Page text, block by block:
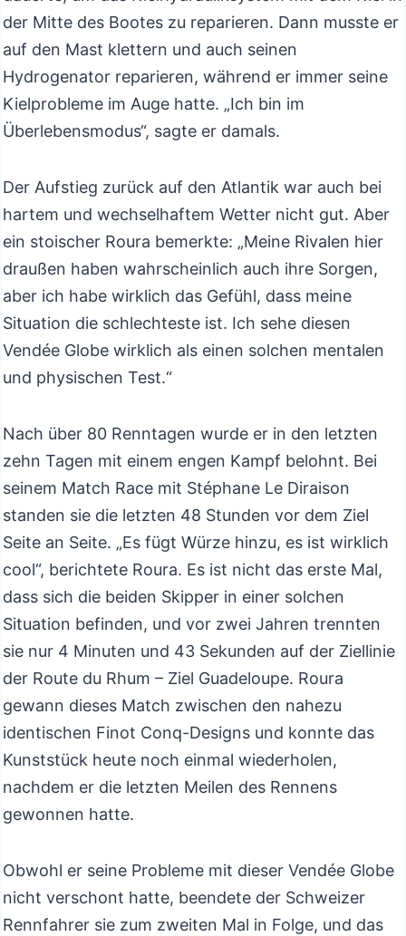
der Mitte des Bootes zu reparieren. Dann musste er
auf den Mast klettern und auch seinen
Hydrogenator reparieren, während er immer seine
Kielprobleme im Auge hatte. „Ich bin im
Überlebensmodus“, sagte er damals.
Der Aufstieg zurück auf den Atlantik war auch bei
hartem und wechselhaftem Wetter nicht gut. Aber
ein stoischer Roura bemerkte: „Meine Rivalen hier
draußen haben wahrscheinlich auch ihre Sorgen,
aber ich habe wirklich das Gefühl, dass meine
Situation die schlechteste ist. Ich sehe diesen
Vendée Globe wirklich als einen solchen mentalen
und physischen Test.“
Nach über 80 Renntagen wurde er in den letzten
zehn Tagen mit einem engen Kampf belohnt. Bei
seinem Match Race mit Stéphane Le Diraison
standen sie die letzten 48 Stunden vor dem Ziel
Seite an Seite. „Es fügt Würze hinzu, es ist wirklich
cool“, berichtete Roura. Es ist nicht das erste Mal,
dass sich die beiden Skipper in einer solchen
Situation befinden, und vor zwei Jahren trennten
sie nur 4 Minuten und 43 Sekunden auf der Ziellinie
der Route du Rhum – Ziel Guadeloupe. Roura
gewann dieses Match zwischen den nahezu
identischen Finot Conq-Designs und konnte das
Kunststück heute noch einmal wiederholen,
nachdem er die letzten Meilen des Rennens
gewonnen hatte.
Obwohl er seine Probleme mit dieser Vendée Globe
nicht verschont hatte, beendete der Schweizer
Rennfahrer sie zum zweiten Mal in Folge, und das